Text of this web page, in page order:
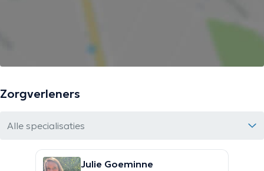
Zorgverleners
Alle specialisaties
Julie Goeminne